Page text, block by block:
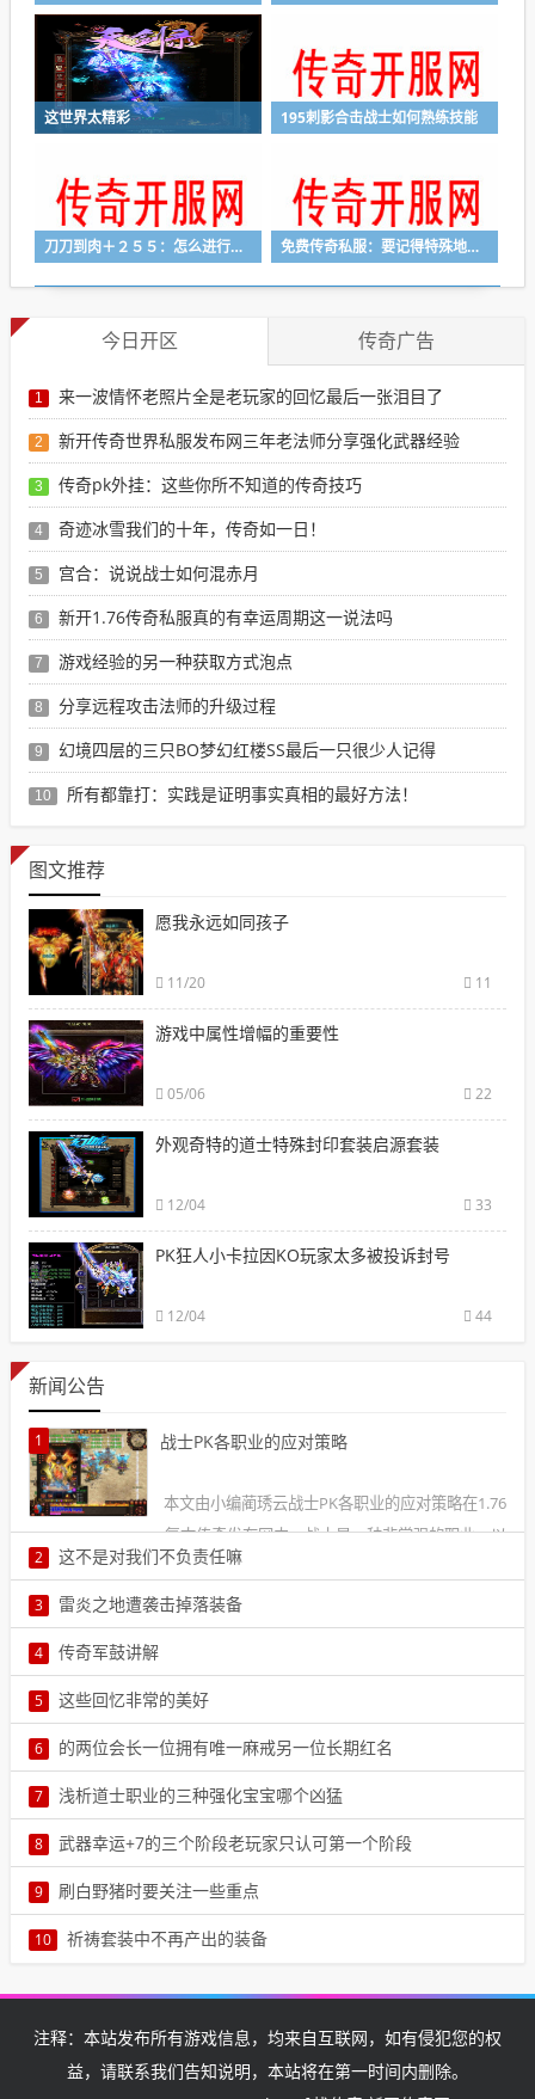
这世界太精彩 195刺影合击战士如何熟练技能
刀刀到肉＋２５５：怎么进行玩才可以获得胜利 免费传奇私服：要记得特殊地图的刷新时间
今日开区 传奇广告
1 来一波情怀老照片全是老玩家的回忆最后一张泪目了
2 新开传奇世界私服发布网三年老法师分享强化武器经验
3 传奇pk外挂：这些你所不知道的传奇技巧
4 奇迹冰雪我们的十年，传奇如一日！
5 宫合：说说战士如何混赤月
6 新开1.76传奇私服真的有幸运周期这一说法吗
7 游戏经验的另一种获取方式泡点
8 分享远程攻击法师的升级过程
9 幻境四层的三只BO梦幻红楼SS最后一只很少人记得
10 所有都靠打：实践是证明事实真相的最好方法！
图文推荐
愿我永远如同孩子
11/20 11
游戏中属性增幅的重要性
05/06 22
外观奇特的道士特殊封印套装启源套装
12/04 33
PK狂人小卡拉因KO玩家太多被投诉封号
12/04 44
新闻公告
1 战士PK各职业的应对策略
本文由小编蔺琇云战士PK各职业的应对策略在1.76
复古传奇发布网中，战士是一种非常强的职业，以
2 这不是对我们不负责任嘛
今天早上姚同学继续高烧39.5，咳嗽、头晕、眼睛红、没力气……诸如
一切甲流症状的样子，迷迷糊糊的从床上爬起来，2
3 雷炎之地遭袭击掉落装备
本文由小编真恩贝雷炎之地遭袭击掉落装备正所谓“悲剧年年有，今年
特别多”，恰逢元旦刚过，蛇年新来。本人以为自3
4 传奇军鼓讲解
军鼓这个装备的称呼可能很多玩家都没听过，但是这件装备确实我们
在游戏里面比较常见的一个四格装备，对于老玩家来4
5 这些回忆非常的美好
本文由小编敛晴文这些回忆非常的美好高中的模糊，你是那末的美、
那末的好对彼此始末不忘，或许是我想非常多，抱有5
6 的两位会长一位拥有唯一麻戒另一位长期红名
本文由小编贲秋柳的两位会长一位拥有唯一麻戒另一位长期红名传奇
私服中各大行会的会长大部分都是战士职业，毕竟会6
7 浅析道士职业的三种强化宝宝哪个凶猛
本文由小编斐世梅浅析道士职业的三种强化宝宝哪个凶猛道士职业和
法师职业都能招宝宝为自己助战，只不过道士的宝宝7
8 武器幸运+7的三个阶段老玩家只认可第一个阶段
本文由小编门德运武器幸运+7的三个阶段老玩家只认可第一个阶段玩
传奇怎么能离开运九套呢？除了传奇刚运营那段时间8
9 刷白野猪时要关注一些重点
本文由小编闻涵菲刷白野猪时要关注一些重点作为传奇中非常出名的
10 祈祷套装中不再产出的装备
注释：本站发布所有游戏信息，均来自互联网，如有侵犯您的权
益，请联系我们告知说明，本站将在第一时间内删除。